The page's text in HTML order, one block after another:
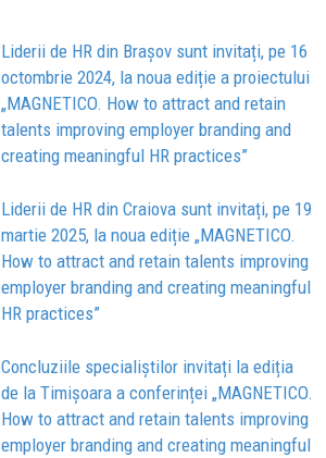
Liderii de HR din Brașov sunt invitați, pe 16
octombrie 2024, la noua ediție a proiectului
„MAGNETICO. How to attract and retain
talents improving employer branding and
creating meaningful HR practices”
Liderii de HR din Craiova sunt invitați, pe 19
martie 2025, la noua ediție „MAGNETICO.
How to attract and retain talents improving
employer branding and creating meaningful
HR practices”
Concluziile specialiștilor invitați la ediția
de la Timișoara a conferinței „MAGNETICO.
How to attract and retain talents improving
employer branding and creating meaningful